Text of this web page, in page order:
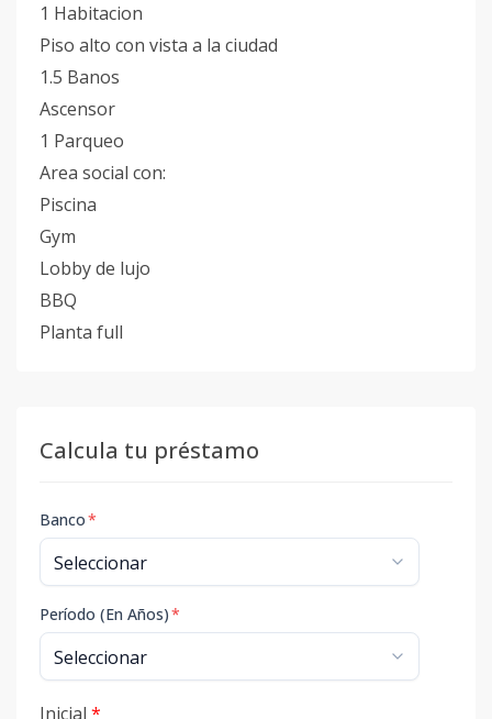
1 Habitacion
Piso alto con vista a la ciudad
1.5 Banos
Ascensor
1 Parqueo
Area social con:
Piscina
Gym
Lobby de lujo
BBQ
Planta full
Calcula tu préstamo
Banco*
Período (En Años)*
Inicial *